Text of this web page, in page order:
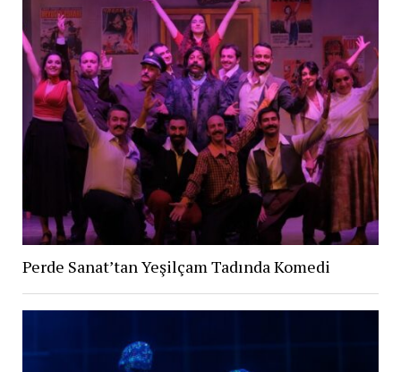
Perde Sanat’tan Yeşilçam Tadında Komedi